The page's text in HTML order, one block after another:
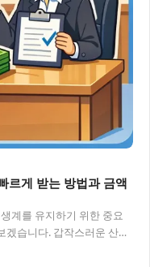
르게 받는 방법과 금액
계를 유지하기 위한 중요
겠습니다. 갑작스러운 산업
급…